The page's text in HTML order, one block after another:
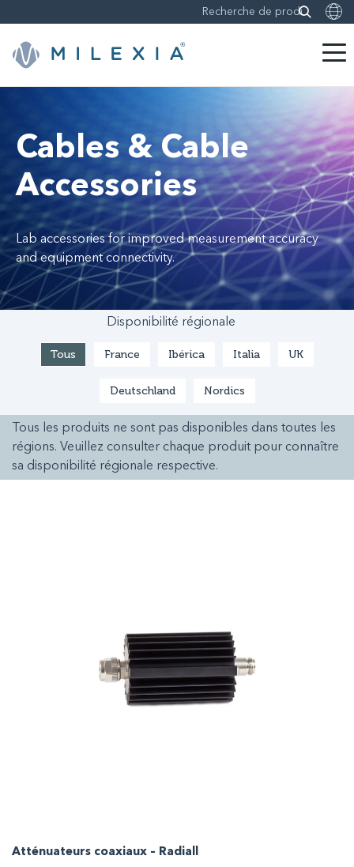
contenu
Cables & Cable
Accessories
Lab accessories for improved measurement accuracy
and equipment connectivity.
Disponibilité régionale
Tous France Ibérica Italia UK
Deutschland Nordics
Tous les produits ne sont pas disponibles dans toutes les
régions. Veuillez consulter chaque produit pour connaître
sa disponibilité régionale respective.
Atténuateurs coaxiaux – Radiall